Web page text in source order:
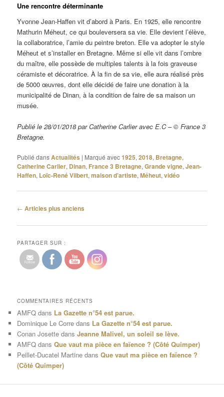
Une rencontre déterminante
Yvonne Jean-Haffen vit d’abord à Paris. En 1925, elle rencontre
Mathurin Méheut, ce qui bouleversera sa vie. Elle devient l’élève,
la collaboratrice, l’amie du peintre breton. Elle va adopter le style
Méheut et s’installer en Bretagne. Même si elle vit dans l’ombre
du maître, elle possède de multiples talents à la fois graveuse
céramiste et décoratrice. À la fin de sa vie, elle aura réalisé près
de 5000 œuvres, dont elle décidé de faire une donation à la
municipalité de Dinan, à la condition de faire de sa maison un
musée.
Publié le 28/01/2018 par Catherine Carlier avec E.C – © France 3
Bretagne.
Publié dansActualités | Marqué avec1925,2018, Bretagne,
Catherine Carlier, Dinan, France 3 Bretagne,Grande vigne,Jean-
Haffen, Loïc-René Vilbert,maison d’artiste,Méheut,vidéo
Navigation
articles
← Articles plus anciens
PARTAGER SUR :
COMMENTAIRES RÉCENTS
AMFQ dans La Gazette n°54 est parue.
Dominique Le Corre dans La Gazette n°54 est parue.
Conan Josette dansJeanne Malivel, un soleil se lève.
AMFQ dansQue vaut ma pièce en faïence ? (Côté Quimper)
Peillet-Ducatel Martine dansQue vaut ma pièce en faïence ?
(Côté Quimper)